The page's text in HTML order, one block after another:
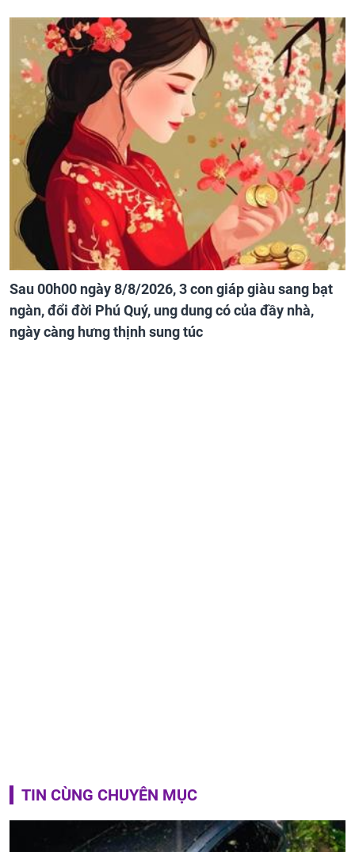
Sau 00h00 ngày 8/8/2026, 3 con giáp giàu sang bạt
ngàn, đổi đời Phú Quý, ung dung có của đầy nhà,
ngày càng hưng thịnh sung túc
TIN CÙNG CHUYÊN MỤC